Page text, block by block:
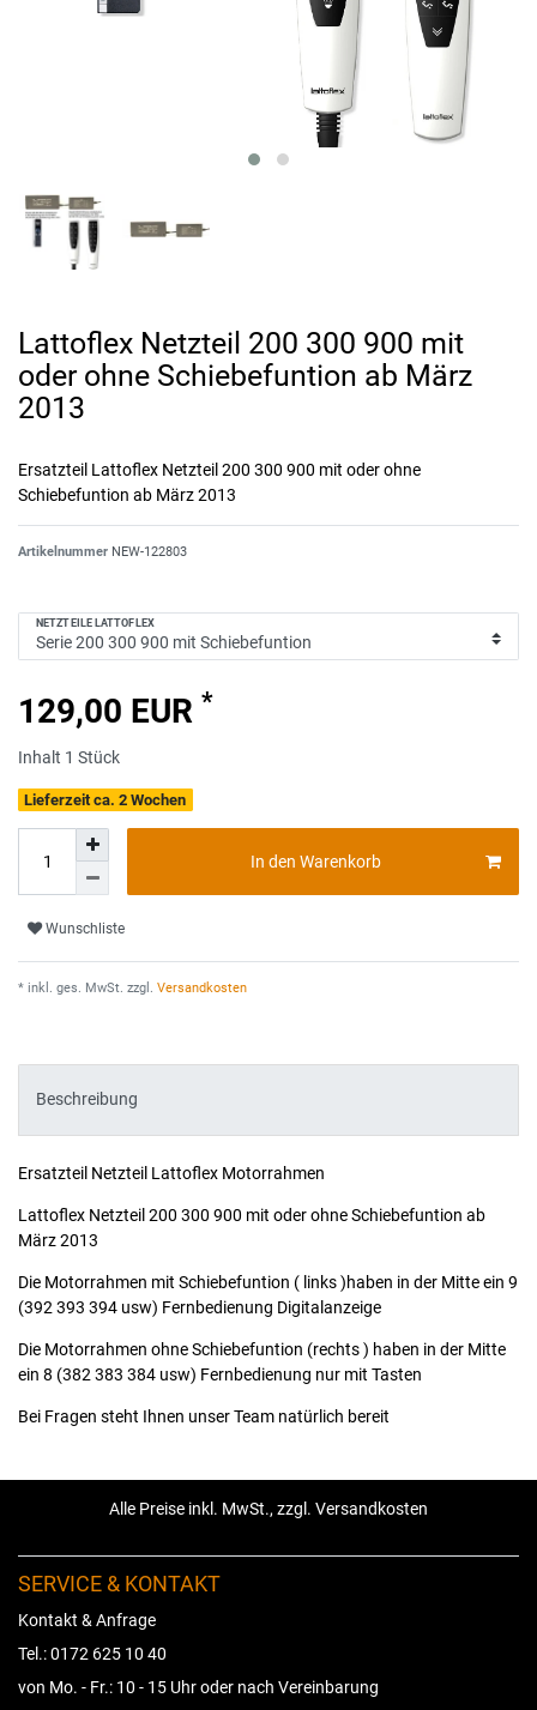
Lattoflex Netzteil 200 300 900 mit
oder ohne Schiebefuntion ab März
2013
Ersatzteil Lattoflex Netzteil 200 300 900 mit oder ohne
Schiebefuntion ab März 2013
Artikelnummer NEW-122803
NETZTEILE LATTOFLEX
129,00 EUR *
Inhalt 1 Stück
Lieferzeit ca. 2 Wochen
In den Warenkorb
Wunschliste
* inkl. ges. MwSt. zzgl. Versandkosten
Beschreibung
Ersatzteil Netzteil Lattoflex Motorrahmen
Lattoflex Netzteil 200 300 900 mit oder ohne Schiebefuntion ab
März 2013
Die Motorrahmen mit Schiebefuntion ( links )haben in der Mitte ein 9
(392 393 394 usw) Fernbedienung Digitalanzeige
Die Motorrahmen ohne Schiebefuntion (rechts ) haben in der Mitte
ein 8 (382 383 384 usw) Fernbedienung nur mit Tasten
Bei Fragen steht Ihnen unser Team natürlich bereit
Alle Preise inkl. MwSt., zzgl. Versandkosten
SERVICE & KONTAKT
Kontakt & Anfrage
Tel.: 0172 625 10 40
von Mo. - Fr.: 10 - 15 Uhr oder nach Vereinbarung